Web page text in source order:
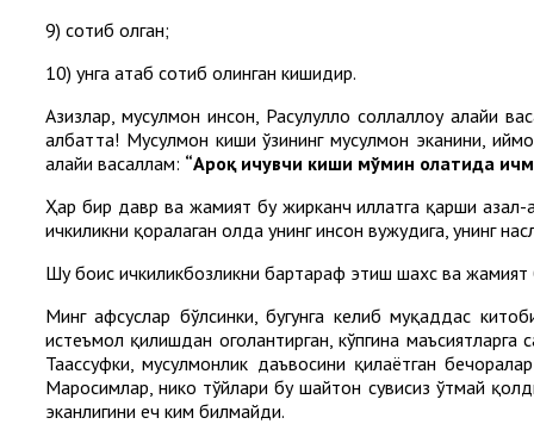
9) сотиб олган;
10) унга атаб сотиб олинган кишидир.
Азизлар, мусулмон инсон, Расулуллоҳ соллаллоҳу алайҳи
албатта! Мусулмон киши ўзининг мусулмон эканини,
алайҳи васаллам: “Ароқ ичувчи киши мўмин ҳолатида
Ҳар бир давр ва жамият бу жирканч иллатга қарши азал-
ичкиликни қоралаган ҳолда унинг инсон вужудига, унинг
Шу боис ичкиликбозликни бартараф этиш шахс ва жамият
Минг афсуслар бўлсинки, бугунга келиб муқаддас
истеъмол қилишдан огоҳлантирган, кўпгина
Таассуфки, мусулмонлик даъвосини қилаётган
Маросимлар, никоҳ тўйлари бу шайтон сувисиз ўтмай
эканлигини ҳеч ким билмайди.